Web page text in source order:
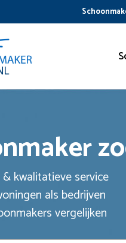
kwalitatieve service
als bedrijven
vergelijken